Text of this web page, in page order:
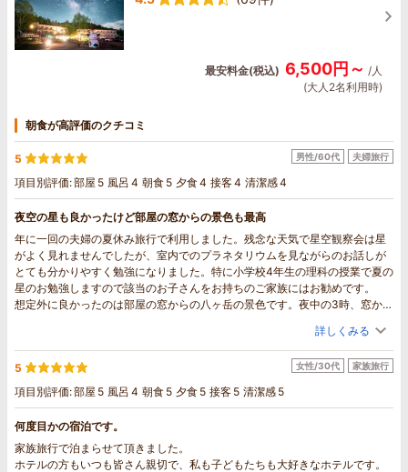
最安料金(税込) 6,500円～ /人
(大人2名利用時)
朝食が高評価のクチコミ
5
項目別評価:部屋 5 風呂 4 朝食 5 夕食4 接客4 清潔感4
男性/60代 夫婦旅行
夜空の星も良かったけど部屋の窓からの景色も最高
年に一回の夫婦の夏休み旅行で利用しました。残念な天気で星空観察会は星
がよく見れませんでしたが、室内でのプラネタリウムを見ながらのお話しが
とても分かりやすく勉強になりました。特に小学校4年生の理科の授業で夏の
星のお勉強しますので該当のお子さんをお持ちのご家族にはお勧めです。
想定外に良かったのは部屋の窓からの八ヶ岳の景色です。夜中の3時、窓から
新鮮な高原野菜の販売もあり、いいお土産がてきました。トウモロコシ甘く
て美味しかった。
詳しくみる
5
項目別評価:部屋 5 風呂 4 朝食 5 夕食 5 接客 5 清潔感 5
女性/30代 家族旅行
何度目かの宿泊です。
家族旅行で泊まらせて頂きました。
ホテルの方もいつも皆さん親切で、私も子どもたちも大好きなホテルです。